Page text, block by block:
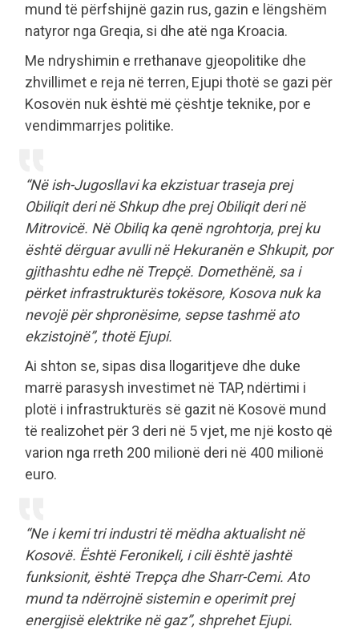
mund të përfshijnë gazin rus, gazin e lëngshëm
natyror nga Greqia, si dhe atë nga Kroacia.
Me ndryshimin e rrethanave gjeopolitike dhe
zhvillimet e reja në terren, Ejupi thotë se gazi për
Kosovën nuk është më çështje teknike, por e
vendimmarrjes politike.
“Në ish-Jugosllavi ka ekzistuar traseja prej
Obiliqit deri në Shkup dhe prej Obiliqit deri në
Mitrovicë. Në Obiliq ka qenë ngrohtorja, prej ku
është dërguar avulli në Hekuranën e Shkupit, por
gjithashtu edhe në Trepçë. Domethënë, sa i
përket infrastrukturës tokësore, Kosova nuk ka
nevojë për shpronësime, sepse tashmë ato
ekzistojnë”, thotë Ejupi.
Ai shton se, sipas disa llogaritjeve dhe duke
marrë parasysh investimet në TAP, ndërtimi i
plotë i infrastrukturës së gazit në Kosovë mund
të realizohet për 3 deri në 5 vjet, me një kosto që
varion nga rreth 200 milionë deri në 400 milionë
euro.
“Ne i kemi tri industri të mëdha aktualisht në
Kosovë. Është Feronikeli, i cili është jashtë
funksionit, është Trepça dhe Sharr-Cemi. Ato
mund ta ndërrojnë sistemin e operimit prej
energjisë elektrike në gaz”, shprehet Ejupi.